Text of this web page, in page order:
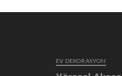
EV DEKORASYON